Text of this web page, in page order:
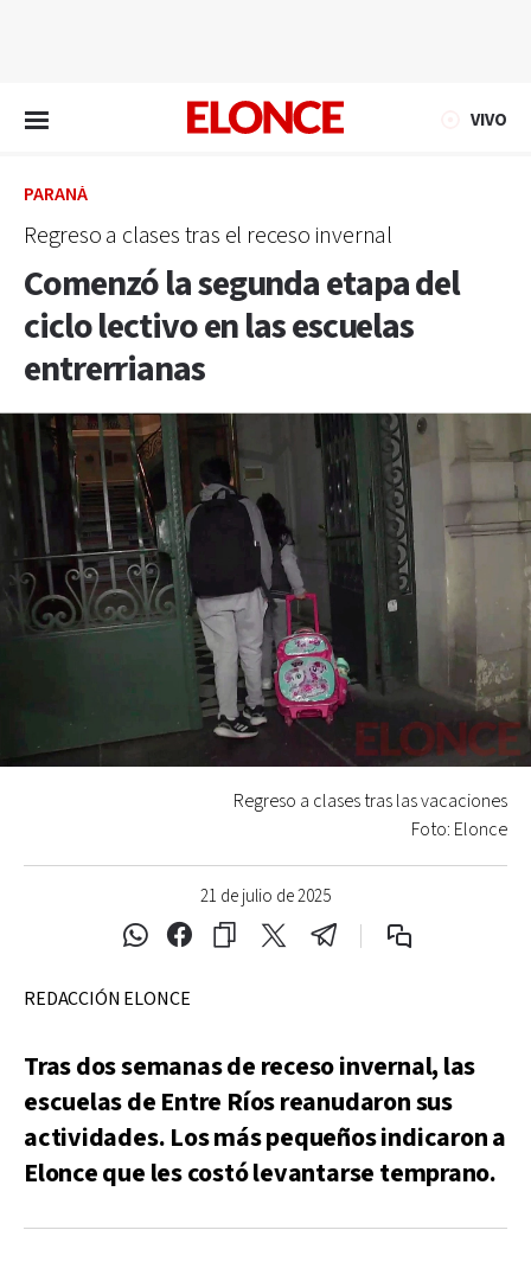
VIVO
PARANÁ
Regreso a clases tras el receso invernal
Comenzó la segunda etapa del
ciclo lectivo en las escuelas
entrerrianas
21 de julio de 2025
Regreso a clases tras las vacaciones
Foto: Elonce
REDACCIÓN ELONCE
Tras dos semanas de receso invernal, las
escuelas de Entre Ríos reanudaron sus
actividades. Los más pequeños indicaron a
Elonce que les costó levantarse temprano.